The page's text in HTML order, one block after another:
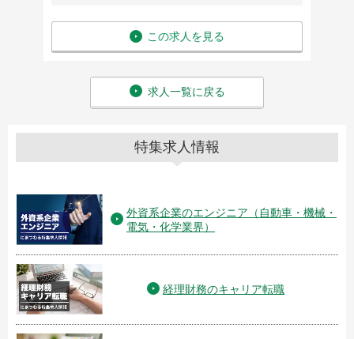
この求人を見る
求人一覧に戻る
特集求人情報
外資系企業のエンジニア（自動車・機械・
電気・化学業界）
経理財務のキャリア転職